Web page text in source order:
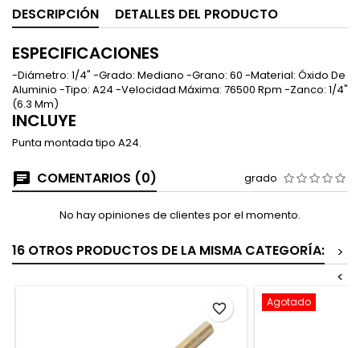
DESCRIPCIÓN DETALLES DEL PRODUCTO
ESPECIFICACIONES
-Diámetro: 1/4" -Grado: Mediano -Grano: 60 -Material: Óxido De
Aluminio -Tipo: A24 -Velocidad Máxima: 76500 Rpm -Zanco: 1/4"
(6.3 Mm)
INCLUYE
Punta montada tipo A24.
COMENTARIOS (0) grado
No hay opiniones de clientes por el momento.
16 OTROS PRODUCTOS DE LA MISMA CATEGORÍA:
>
<
favorite_border Agotado